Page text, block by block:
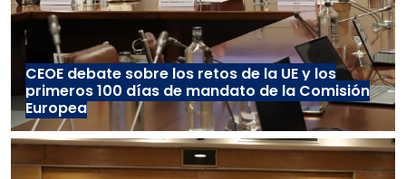
CEOE debate sobre los retos de la UE y los
primeros 100 días de mandato de la Comisión
Europea